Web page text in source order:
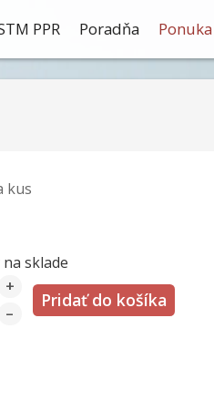
PPR Poradňa Ponuka
kus
sklade
+
–